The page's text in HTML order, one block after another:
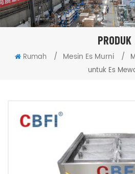
PRODUK
Rumah / Mesin Es Murni /
untuk Es